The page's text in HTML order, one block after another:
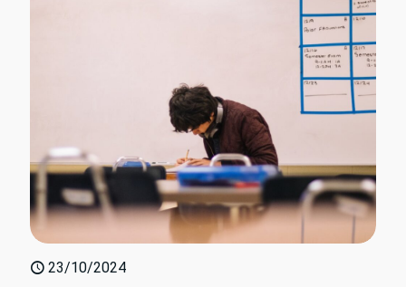
23/10/2024